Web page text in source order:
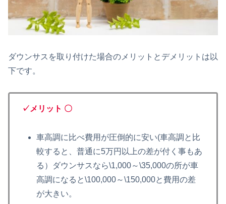
ダウンサスを取り付けた場合のメリットとデメリットは以
下です。
✓ メリット 〇
車高調に比べ費用が圧倒的に安い(車高調と比
較すると、普通に5万円以上の差が付く事もあ
る）ダウンサスなら\1,000～\35,000の所が車
高調になると\100,000～\150,000と費用の差
が大きい。